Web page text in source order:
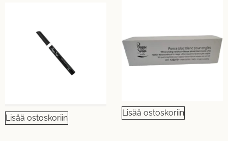
Lisää ostoskoriin
Lisää ostoskoriin